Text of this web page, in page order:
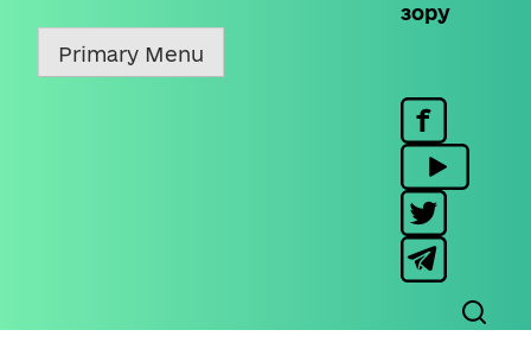
зору
Primary Menu